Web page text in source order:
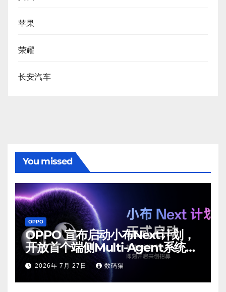
苹果
荣耀
长安汽车
You missed
OPPO
OPPO 宣布启动小布Next计划，
开放首个端侧Multi-Agent系统内
测2026年 7月 27日 数码猫